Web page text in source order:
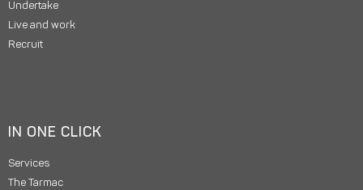
Undertake
Live and work
Recruit
IN ONE CLICK
Services
The Tarmac